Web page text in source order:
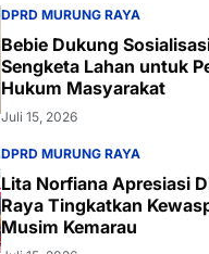
DPRD MURUNG RAYA
Bebie Dukung
Sengketa Lahan untuk
Hukum Masyarakat
Juli 15, 2026
DPRD MURUNG RAYA
Lita Norfiana Apresiasi
Raya Tingkatkan
Musim Kemarau